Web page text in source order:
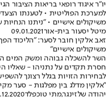
יו"ר איגוד רופאי בריאות הציבור
למערכת הפוליטית • לטענתו
משיקולים אישיים • "ניתנו הנחיות
מיטל יסעור בית-אור09.01.2021
זאב אלקין חובר לסער: "הליכוד
משיקולים אישיים"
השר להשכלה גבוהה ומשק
חסרת תקדים על נתניהו - שאליו
לבחירות הזויות בגלל רצונך
"אלקין מדלג בין מפלגות - סער
יהודה שלזינגר,מתי טוכפלד